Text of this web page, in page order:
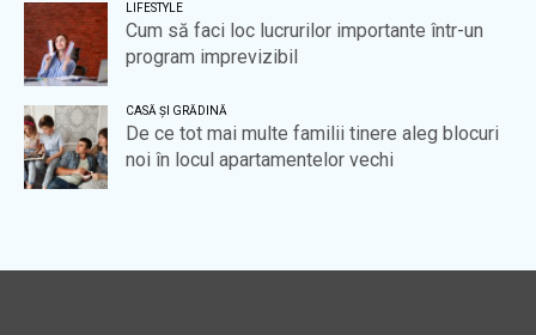
LIFESTYLE
Cum să faci loc lucrurilor importante într-un
program imprevizibil
CASĂ ȘI GRĂDINĂ
De ce tot mai multe familii tinere aleg blocuri
noi în locul apartamentelor vechi